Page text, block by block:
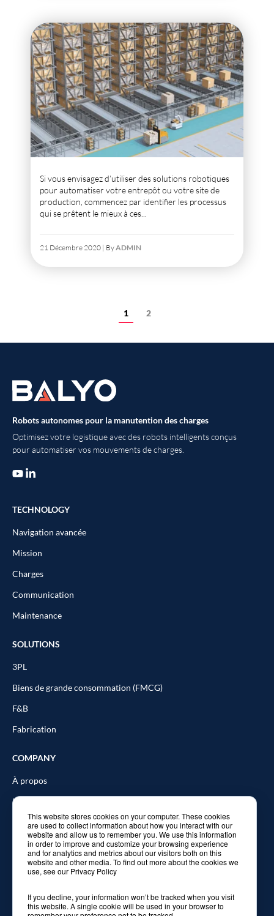
This website stores cookies on your computer. These cookies
are used to collect information about how you interact with our
website and allow us to remember you. We use this information
in order to improve and customize your browsing experience
and for analytics and metrics about our visitors both on this
website and other media. To find out more about the cookies we
use, see our Privacy Policy
If you decline, your information won’t be tracked when you visit
this website. A single cookie will be used in your browser to
Si vous envisagez d’utiliser des solutions robotiques
pour automatiser votre entrepôt ou votre site de
production, commencez par identifier les processus
qui se prêtent le mieux à ces...
21 Décembre 2020 | ByADMIN
1 2
Robots autonomes pour la manutention des charges
Optimisez votre logistique avec des robots intelligents conçus
pour automatiser vos mouvements de charges.
TECHNOLOGY
Navigation avancée
Mission
Charges
Communication
Maintenance
SOLUTIONS
3PL
Biens de grande consommation (FMCG)
F&B
Fabrication
COMPANY
À propos
Partners
Blog
Formation
Contactez-nous